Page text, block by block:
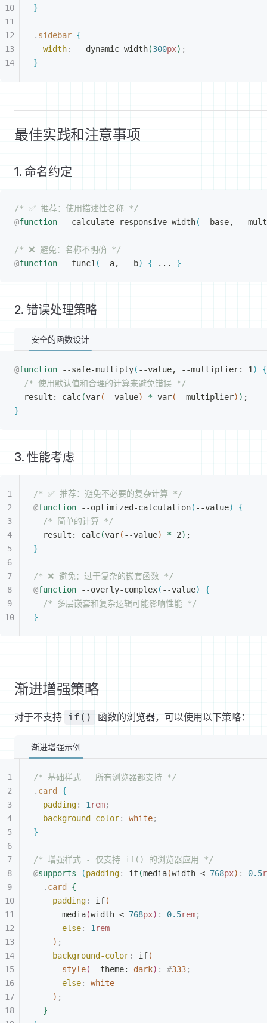
}
. sidebar {
width: --dynamic-width(300px) ;
}
最佳实践和注意事项
1. 命名约定
/* ✅ 推荐：使用描述性名称 */
@function --calculate-responsive-width( --base, --
/* ❌ 避免：名称不明确 */
@function --func1 ( --a, --b) { ... }
2. 错误处理策略
安全的函数设计
@function --safe-multiply( --value, --multiplier: 1 )
{
/* 使用默认值和合理的计算来避免错误 */
result: calc(var( --value) * var( --multiplier) ) ;
}
3. 性能考虑
/* ✅ 推荐：避免不必要的复杂计算 */
@function --optimized-calculation( --value)
{
/* 简单的计算 */
result: calc(var( --value) * 2) ;
}
/* ❌ 避免：过于复杂的嵌套函数 */
@function --overly-complex( --value)
{
/* 多层嵌套和复杂逻辑可能影响性能 */
}
渐进增强策略
对于不支持 if() 函数的浏览器，可以使用以下策略：
渐进增强示例
/* 基础样式 - 所有浏览器都支持 */
. card
{
padding: 1 rem;
background-color: white;
}
/* 增强样式 - 仅支持 if() 的浏览器应用 */
@supports (padding: if(media(width < 768px) : 0.5
. card
{
padding: if(
media(width < 768px) : 0.5rem;
else: 1 rem
) ;
background-color: if(
style( --theme: dark) : #333;
else:
white
) ;
}